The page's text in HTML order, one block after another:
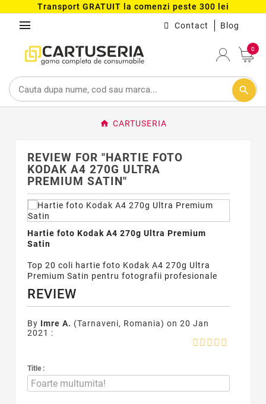
Transport GRATUIT la comenzi peste 300 lei
menu Contact Blog
0
search
CARTUSERIA
REVIEW FOR "HARTIE FOTO
KODAK A4 270G ULTRA
PREMIUM SATIN"
Hartie foto Kodak A4 270g Ultra Premium
Satin
Top 20 coli hartie foto Kodak A4 270g Ultra
Premium Satin pentru fotografii profesionale
REVIEW
By Imre A. (Tarnaveni, Romania) on 20 Jan
2021 :
Title :